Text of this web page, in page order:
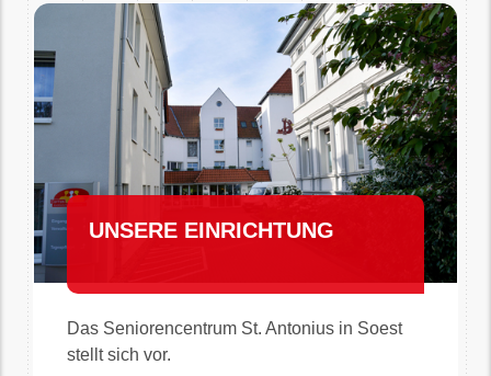
UNSERE EINRICHTUNG
Das Seniorencentrum St. Antonius in Soest
stellt sich vor.